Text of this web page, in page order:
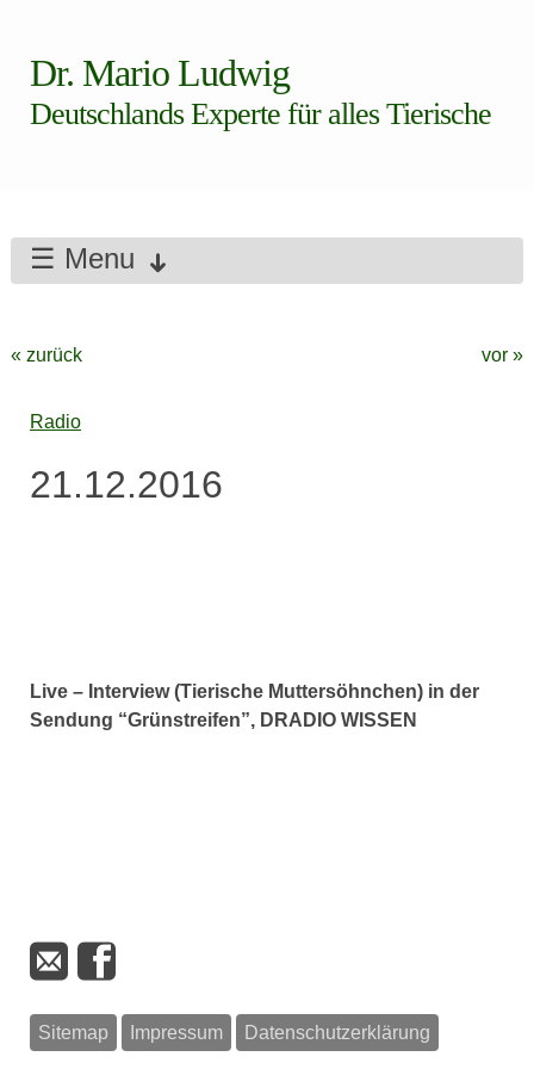
Dr. Mario Ludwig
Deutschlands Experte für alles Tierische
☰ Menu
« zurück vor »
Radio
21.12.2016
Live – Interview (Tierische Muttersöhnchen) in der
Sendung “Grünstreifen”, DRADIO WISSEN
Sitemap Impressum Datenschutzerklärung